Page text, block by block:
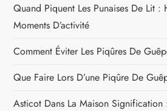
Quand Piquent Les Punaises De Lit :
Moments D’activité
Comment Éviter Les Piqûres De
Que Faire Lors D’une Piqûre De
Asticot Dans La Maison Signification